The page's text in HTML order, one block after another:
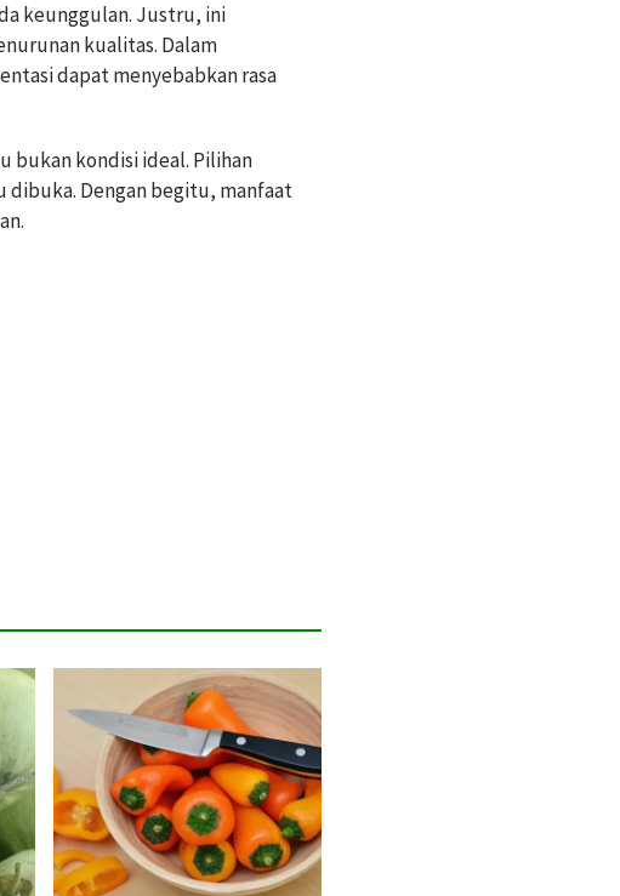
keunggulan. Justru, ini
kualitas. Dalam
dapat menyebabkan rasa
bukan kondisi ideal. Pilihan
dibuka. Dengan begitu, manfaat